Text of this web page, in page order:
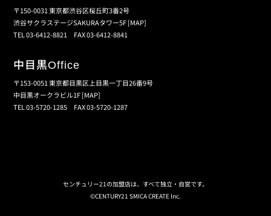
〒150-0031 東京都渋谷区桜丘町3番2号
渋谷サクラステージSAKURAタワー5F[MAP]
TEL 03-6412-8821 FAX 03-6412-8841
中目黒Office
〒153-0051 東京都目黒区上目黒一丁目26番9号
中目黒オークラビル1F[MAP]
TEL 03-5720-1285 FAX 03-5720-1287
センチュリー21の加盟店は、すべて独立・自営です。
©CENTURY21 SMICA CREATE Inc.